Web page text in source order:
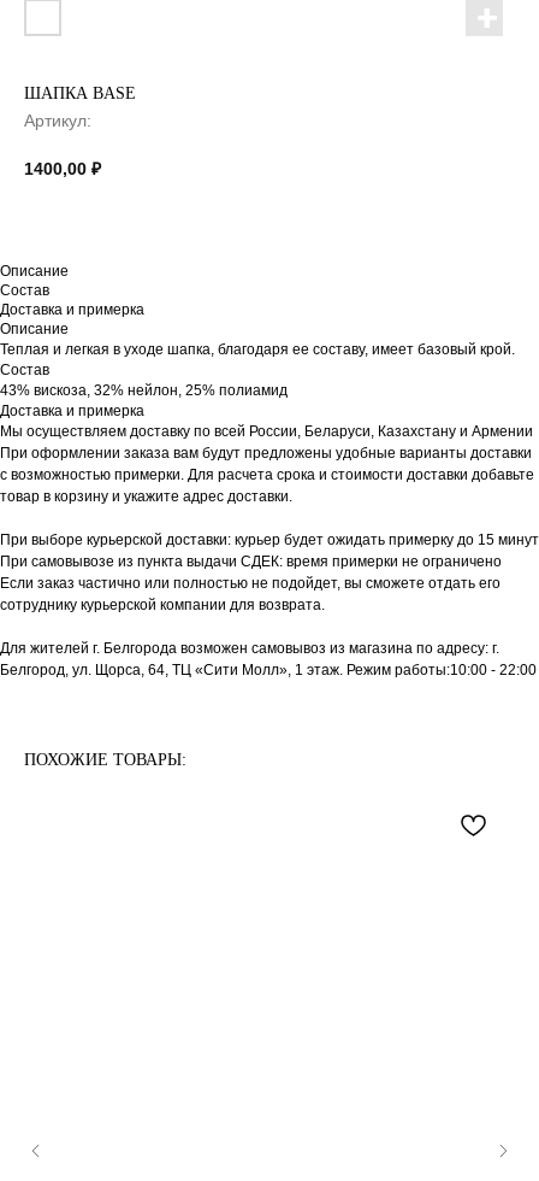
ШАПКА BASE
Артикул:
1400,00 ₽
Описание
Состав
Доставка и примерка
Описание
Теплая и легкая в уходе шапка, благодаря ее составу, имеет базовый крой.
Состав
43% вискоза, 32% нейлон, 25% полиамид
Доставка и примерка
Мы осуществляем доставку по всей России, Беларуси, Казахстану и Армении
При оформлении заказа вам будут предложены удобные варианты доставки
с возможностью примерки. Для расчета срока и стоимости доставки добавьте
товар в корзину и укажите адрес доставки.
При выборе курьерской доставки: курьер будет ожидать примерку до 15 минут
При самовывозе из пункта выдачи СДЕК: время примерки не ограничено
Если заказ частично или полностью не подойдет, вы сможете отдать его
сотруднику курьерской компании для возврата.
Для жителей г. Белгорода возможен самовывоз из магазина по адресу: г.
Белгород, ул. Щорса, 64, ТЦ «Сити Молл», 1 этаж. Режим работы:10:00 - 22:00
ПОХОЖИЕ ТОВАРЫ: